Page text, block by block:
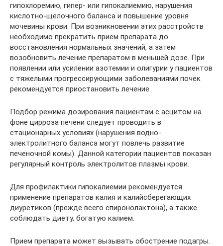
гипохлоремию, гипер- или гипокалиемию, нарушения
кислотно-щелочного баланса и повышение уровня
мочевины крови. При возникновении этих расстройств
необходимо прекратить прием препарата до
восстановления нормальных значений, а затем
возобновить лечение препаратом в меньшей дозе. При
появлении или усилении азотемии и олигурии у пациентов
с тяжелыми прогрессирующими заболеваниями почек
рекомендуется приостановить лечение.
Подбор режима дозирования пациентам с асцитом на
фоне цирроза печени следует проводить в
стационарных условиях (нарушения водно-
электролитного баланса могут повлечь развитие
печеночной комы). Данной категории пациентов показан
регулярный контроль электролитов плазмы крови.
Для профилактики гипокалиемии рекомендуется
применение препаратов калия и калийсберегающих
диуретиков (прежде всего спиронолактона), а также
соблюдать диету, богатую калием.
Прием препарата может вызывать обострение подагры.